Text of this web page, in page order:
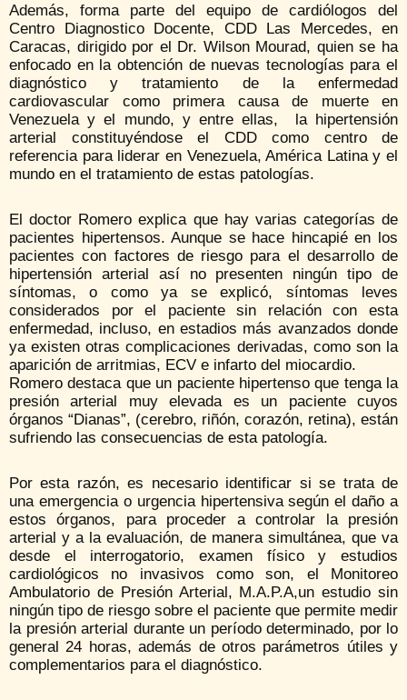
Además, forma parte del equipo de cardiólogos del
Centro Diagnostico Docente, CDD Las Mercedes, en
Caracas, dirigido por el Dr. Wilson Mourad, quien se ha
enfocado en la obtención de nuevas tecnologías para el
diagnóstico y tratamiento de la enfermedad
cardiovascular como primera causa de muerte en
Venezuela y el mundo, y entre ellas, la hipertensión
arterial constituyéndose el CDD como centro de
referencia para liderar en Venezuela, América Latina y el
mundo en el tratamiento de estas patologías.
El doctor Romero explica que hay varias categorías de
pacientes hipertensos. Aunque se hace hincapié en los
pacientes con factores de riesgo para el desarrollo de
hipertensión arterial así no presenten ningún tipo de
síntomas, o como ya se explicó, síntomas leves
considerados por el paciente sin relación con esta
enfermedad, incluso, en estadios más avanzados donde
ya existen otras complicaciones derivadas, como son la
aparición de arritmias, ECV e infarto del miocardio.
Romero destaca que un paciente hipertenso que tenga la
presión arterial muy elevada es un paciente cuyos
órganos “Dianas”, (cerebro, riñón, corazón, retina), están
sufriendo las consecuencias de esta patología.
Por esta razón, es necesario identificar si se trata de
una emergencia o urgencia hipertensiva según el daño a
estos órganos, para proceder a controlar la presión
arterial y a la evaluación, de manera simultánea, que va
desde el interrogatorio, examen físico y estudios
cardiológicos no invasivos como son, el Monitoreo
Ambulatorio de Presión Arterial, M.A.P.A,un estudio sin
ningún tipo de riesgo sobre el paciente que permite medir
la presión arterial durante un período determinado, por lo
general 24 horas, además de otros parámetros útiles y
complementarios para el diagnóstico.